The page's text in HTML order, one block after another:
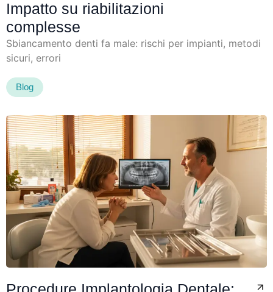
Impatto su riabilitazioni
complesse
Sbiancamento denti fa male: rischi per impianti, metodi
sicuri, errori
Blog